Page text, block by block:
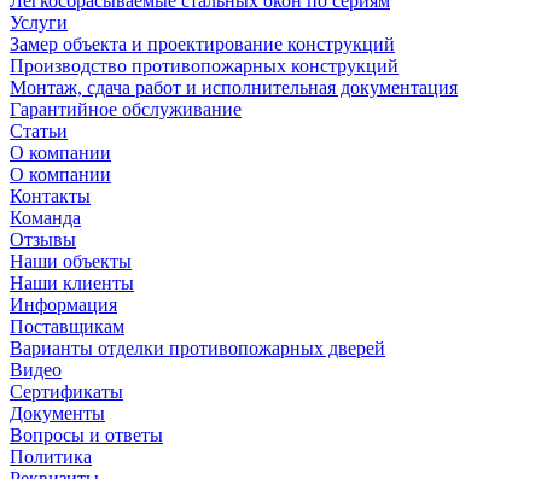
Услуги
Замер объекта и проектирование конструкций
Производство противопожарных конструкций
Монтаж, сдача работ и исполнительная документация
Гарантийное обслуживание
Статьи
О компании
О компании
Контакты
Команда
Отзывы
Наши объекты
Наши клиенты
Информация
Поставщикам
Варианты отделки противопожарных дверей
Видео
Сертификаты
Документы
Вопросы и ответы
Политика